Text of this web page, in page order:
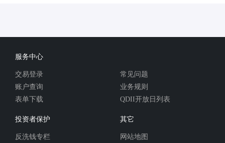
服务中心
交易登录
账户查询
表单下载
常见问题
业务规则
QDII开放日列表
投资者保护
反洗钱专栏
其它
网站地图